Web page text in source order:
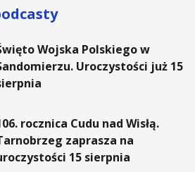
Wojska Polskiego w
Uroczystości już 15
rocznica Cudu nad Wisłą.
zaprasza na
15 sierpnia